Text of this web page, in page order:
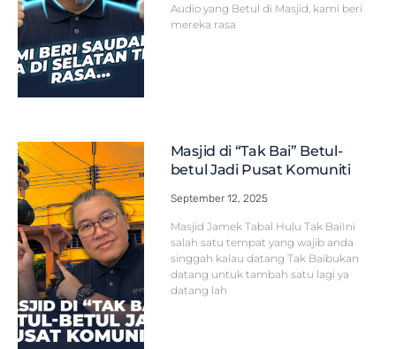
Audio yang Betul di Masjid, kami beri
mereka rasa
Masjid di “Tak Bai” Betul-
betul Jadi Pusat Komuniti
September 12, 2025
Masjid Jamek Tabal Hulu Tak BaiIni
salah satu tempat yang wajib anda
singgah kalau datang Tak Baibukan
datang untuk tambah satu lagi ya
datang lah